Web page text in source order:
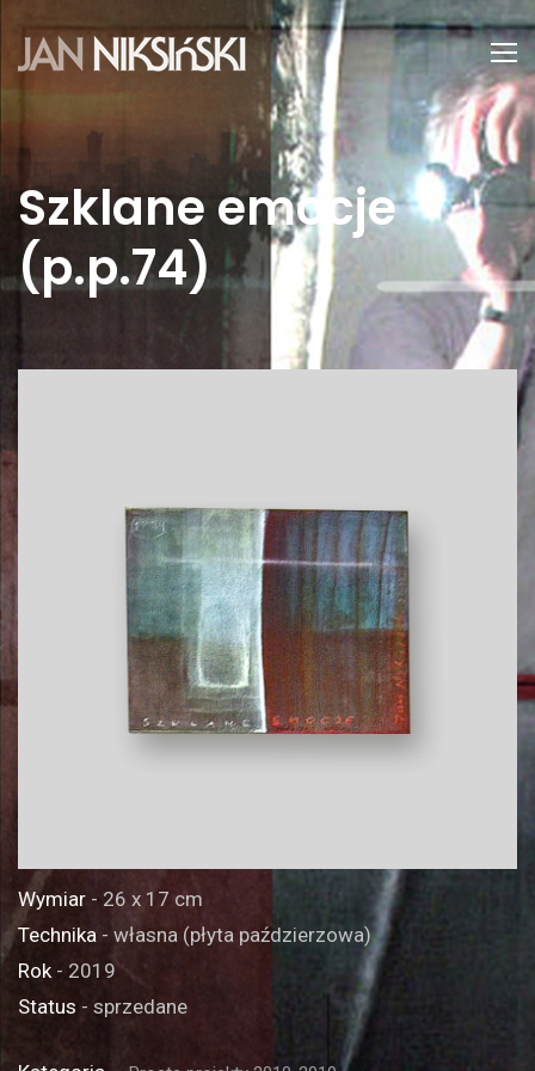
Szklane emocje
(p.p.74)
Wymiar - 26 x 17 cm
Technika - własna (płyta paździerzowa)
Rok- 2019
Status - sprzedane